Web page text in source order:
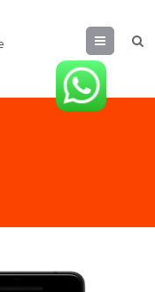
Menu